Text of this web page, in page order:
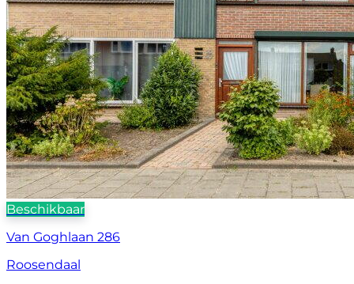
Beschikbaar
Van Goghlaan 286
Roosendaal